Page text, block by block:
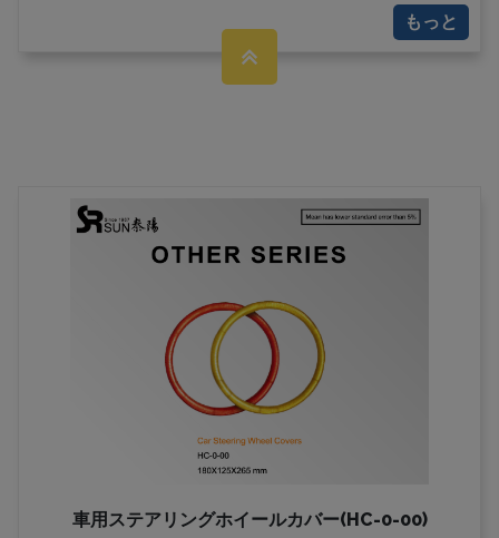
もっと
車用ステアリングホイールカバー(HC-0-00)